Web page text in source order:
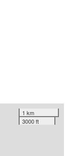
1 km
3000 ft